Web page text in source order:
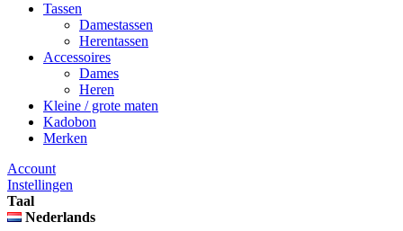
Tassen
Damestassen
Herentassen
Accessoires
Dames
Heren
Kleine / grote maten
Kadobon
Merken
Account
Instellingen
Taal
Nederlands